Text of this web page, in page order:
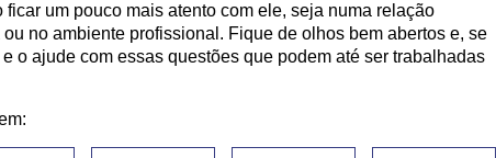
um pouco mais atento com ele, seja numa relação
no ambiente profissional. Fique de olhos bem abertos e, se
o ajude com essas questões que podem até ser trabalhadas